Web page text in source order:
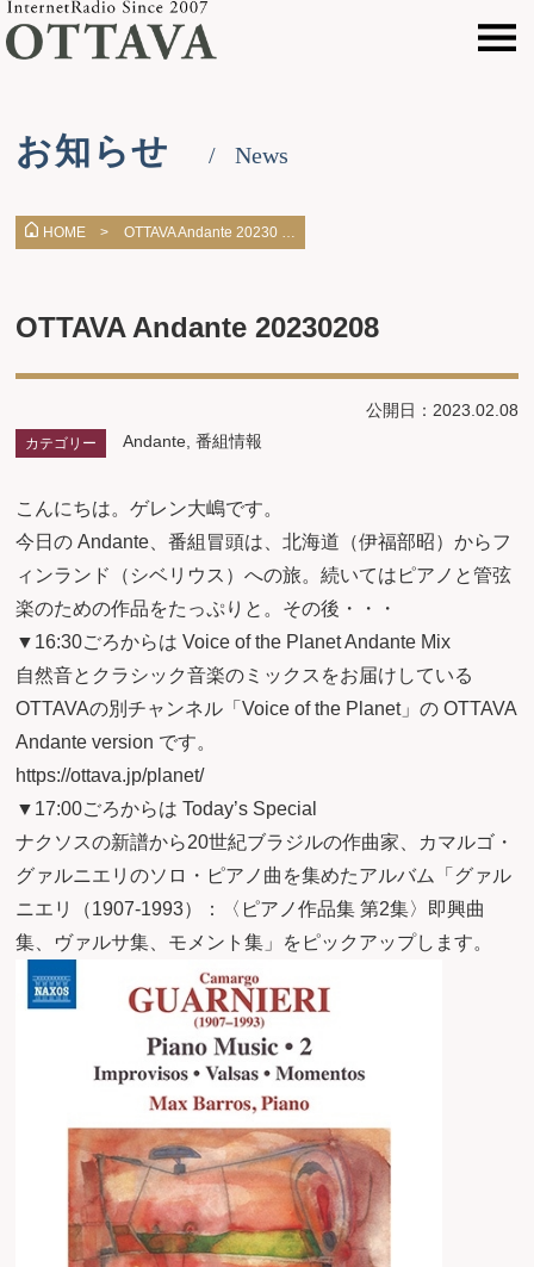
お知らせ News
HOME > OTTAVA Andante 20230 …
OTTAVA Andante 20230208
公開日：2023.02.08
カテゴリー Andante ,番組情報
こんにちは。ゲレン大嶋です。
今日の Andante、番組冒頭は、北海道（伊福部昭）からフ
ィンランド（シベリウス）への旅。続いてはピアノと管弦
楽のための作品をたっぷりと。その後・・・
▼16:30ごろからは Voice of the Planet Andante Mix
自然音とクラシック音楽のミックスをお届けしている
OTTAVAの別チャンネル「Voice of the Planet」の OTTAVA
Andante version です。
https://ottava.jp/planet/
▼17:00ごろからは Today’s Special
ナクソスの新譜から20世紀ブラジルの作曲家、カマルゴ・
グァルニエリのソロ・ピアノ曲を集めたアルバム「グァル
ニエリ（1907-1993）：〈ピアノ作品集 第2集〉即興曲
集、ヴァルサ集、モメント集」をピックアップします。